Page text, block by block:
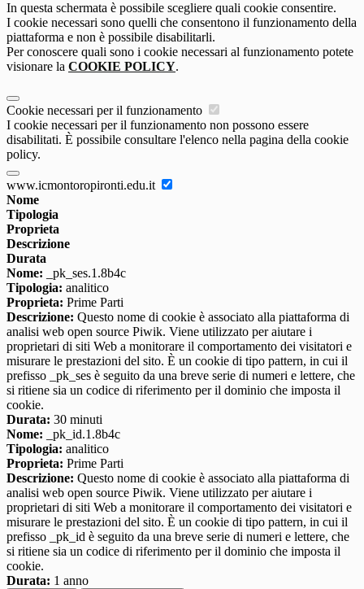
In questa schermata è possibile scegliere quali cookie consentire.
I cookie necessari sono quelli che consentono il funzionamento della
piattaforma e non è possibile disabilitarli.
Per conoscere quali sono i cookie necessari al funzionamento potete
visionare la COOKIE POLICY.
Cookie necessari per il funzionamento
I cookie necessari per il funzionamento non possono essere
disabilitati. È possibile consultare l'elenco nella pagina della cookie
policy.
www.icmontoropironti.edu.it
Nome
Tipologia
Proprieta
Descrizione
Durata
Nome: _pk_ses.1.8b4c
Tipologia: analitico
Proprieta: Prime Parti
Descrizione: Questo nome di cookie è associato alla piattaforma di
analisi web open source Piwik. Viene utilizzato per aiutare i
proprietari di siti Web a monitorare il comportamento dei visitatori e
misurare le prestazioni del sito. È un cookie di tipo pattern, in cui il
prefisso _pk_ses è seguito da una breve serie di numeri e lettere, che
si ritiene sia un codice di riferimento per il dominio che imposta il
cookie.
Durata: 30 minuti
Nome: _pk_id.1.8b4c
Tipologia: analitico
Proprieta: Prime Parti
Descrizione: Questo nome di cookie è associato alla piattaforma di
analisi web open source Piwik. Viene utilizzato per aiutare i
proprietari di siti Web a monitorare il comportamento dei visitatori e
misurare le prestazioni del sito. È un cookie di tipo pattern, in cui il
prefisso _pk_id è seguito da una breve serie di numeri e lettere, che
si ritiene sia un codice di riferimento per il dominio che imposta il
cookie.
Durata: 1 anno